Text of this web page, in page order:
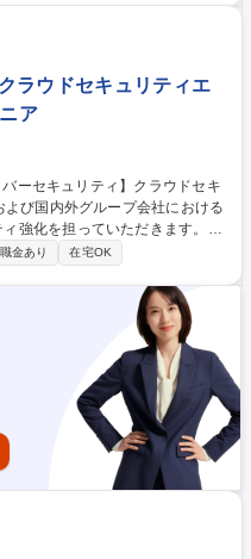
作成 ■各種税務申告・納税 ■財
わる業務）
ラウドセキュリティエ
ア
強化を担っていただきます。
種クラウドサービスのセキュリ
Application Protection Platfor
イバー攻撃により社内システム
響が出る会社が増えており、当
化が喫緊の課題となっていま
金あり 在宅OK